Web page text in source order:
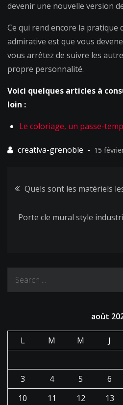
devenir une nouvelle version
Ce qui rend encore la pratique
admirative est que vous
vous arrêtez de suivre les
propre personnalité.
Voici quelques articles à
loin :
Le coloriage, un passe-
15
de
Quels sont les matériels
Porte cle mural style
août
L M M J
3
4 5 6
10
11 12 13